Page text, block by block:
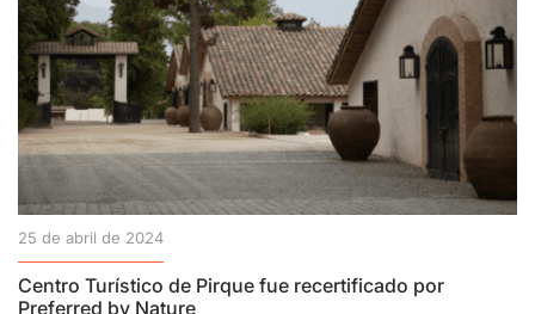
25 de abril de 2024
Centro Turístico de Pirque fue recertificado por
Preferred by Nature